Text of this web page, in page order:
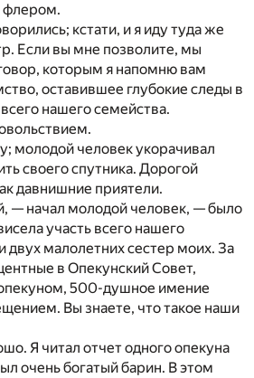
флером.
кстати, и я иду туда же
Если вы мне позволите, мы
которым я напомню вам
оставившее глубокие следы в
нашего семейства.
молодой человек укорачивал
своего спутника. Дорогой
давнишние приятели.
— начал молодой человек, — было
участь всего нашего
двух малолетних сестер моих. За
в Опекунский Совет,
500-душное имение
Вы знаете, что такое наши
Я читал отчет одного опекуна
очень богатый барин. В этом